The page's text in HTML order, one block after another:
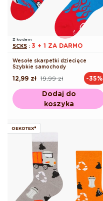
Z kodem
SCKS : 3 + 1 ZA DARMO
Wesołe skarpetki dziecięce
Szybkie samochody
Cena
19,99 zł
Cena
12,99 zł -35%
Dodaj do
koszyka
OEKOTEX®